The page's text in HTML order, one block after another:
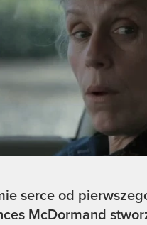
serce od
McDormand